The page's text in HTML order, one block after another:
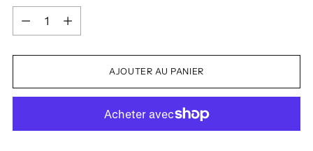
Quantité
Quantité
AJOUTER AU PANIER